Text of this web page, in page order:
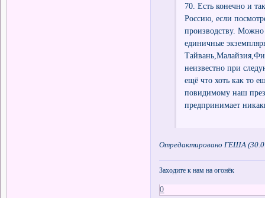
70. Есть конечно и
Россию, если
производству. Можно
единичные
неизвестно при
ещё что хоть как то
повидимому наш
предпринимает
Отредактировано ГЕША
Заходите к нам на огонёк
0